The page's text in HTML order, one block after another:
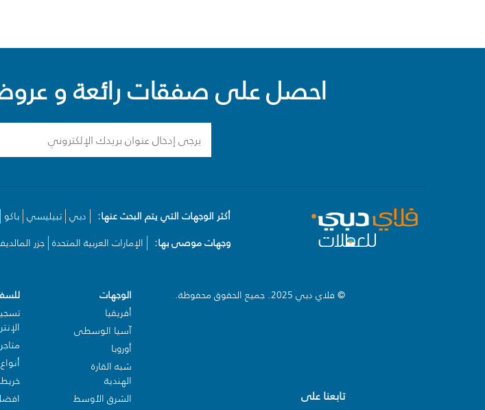
احصل على صفقات رائعة و
أكثر الوجهات التي يتم البحث عنها: دبي تبيليسي باكو
وجهات موصى بها:
الإمارات العربية المتحدة جزر
© فلاي دبي 2025. جميع الحقوق محفوظة.
تابعنا على
الوجهات
أفريقيا
آسيا الوسطى
أوروبا
شبه القارة
الهندية
الشرق الأوسط